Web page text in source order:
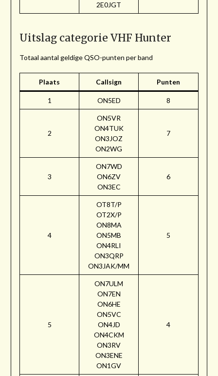
2E0JGT
Uitslag categorie VHF Hunter
Totaal aantal geldige QSO-punten per band
Plaats Callsign Punten
1 ON5ED 8
2
ON5VR
ON4TUK
ON3JOZ
ON2WG
7
3
ON7WD
ON6ZV
ON3EC
6
4
OT8T/P
OT2X/P
ON8MA
ON5MB
ON4RLI
ON3QRP
ON3JAK/MM
5
5
ON7ULM
ON7EN
ON6HE
ON5VC
ON4JD
ON4CKM
ON3RV
ON3ENE
ON1GV
4